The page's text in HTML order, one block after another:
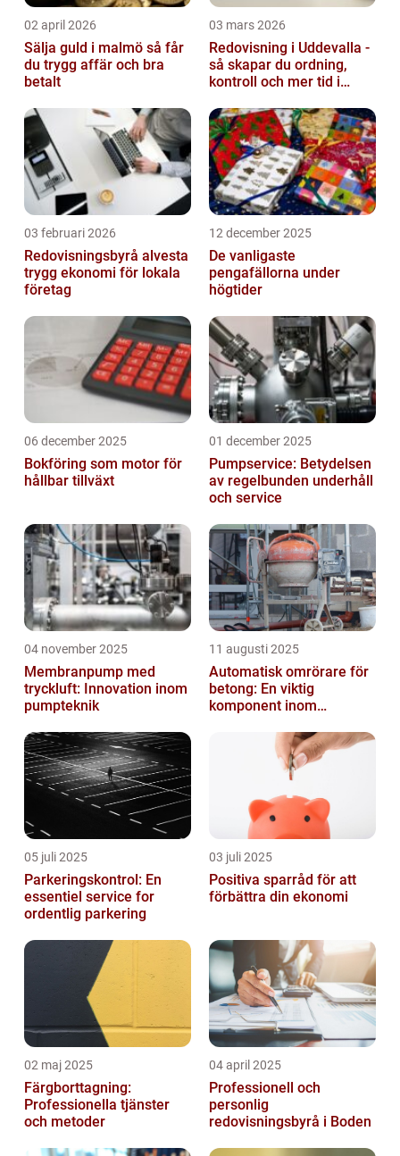
02 april 2026
Sälja guld i malmö så får
du trygg affär och bra
betalt
03 mars 2026
Redovisning i Uddevalla -
så skapar du ordning,
kontroll och mer tid i
03 februari 2026
Redovisningsbyrå alvesta
trygg ekonomi för lokala
företag
12 december 2025
De vanligaste
pengafällorna under
högtider
06 december 2025
Bokföring som motor för
hållbar tillväxt
01 december 2025
Pumpservice: Betydelsen
av regelbunden underhåll
och service
04 november 2025
Membranpump med
tryckluft: Innovation inom
pumpteknik
11 augusti 2025
Automatisk omrörare för
betong: En viktig
komponent inom
05 juli 2025
Parkeringskontrol: En
essentiel service for
ordentlig parkering
03 juli 2025
Positiva sparråd för att
förbättra din ekonomi
02 maj 2025
Färgborttagning:
Professionella tjänster
och metoder
04 april 2025
Professionell och
personlig
redovisningsbyrå i Boden